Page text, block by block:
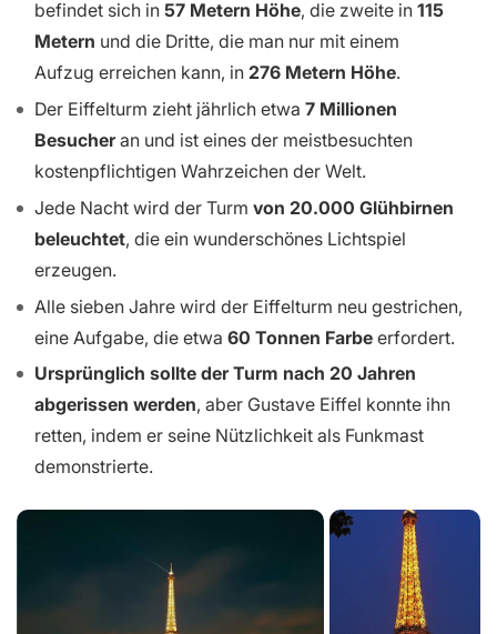
befindet sich in 57 Metern Höhe, die zweite in 115
Metern und die Dritte, die man nur mit einem
Aufzug erreichen kann, in 276 Metern Höhe.
Der Eiffelturm zieht jährlich etwa 7 Millionen
Besucheran und ist eines der meistbesuchten
kostenpflichtigen Wahrzeichen der Welt.
Jede Nacht wird der Turm von 20.000 Glühbirnen
beleuchtet, die ein wunderschönes Lichtspiel
erzeugen.
Alle sieben Jahre wird der Eiffelturm neu gestrichen,
eine Aufgabe, die etwa 60 Tonnen Farbe erfordert.
Ursprünglich sollte der Turm nach 20 Jahren
abgerissen werden, aber Gustave Eiffel konnte ihn
retten, indem er seine Nützlichkeit als Funkmast
demonstrierte.